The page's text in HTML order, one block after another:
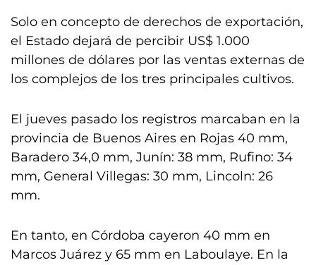
Solo en concepto de derechos de exportación,
el Estado dejará de percibir US$ 1.000
millones de dólares por las ventas externas de
los complejos de los tres principales cultivos.
El jueves pasado los registros marcaban en la
provincia de Buenos Aires en Rojas 40 mm,
Baradero 34,0 mm, Junín: 38 mm, Rufino: 34
mm, General Villegas: 30 mm, Lincoln: 26
mm.
En tanto, en Córdoba cayeron 40 mm en
Marcos Juárez y 65 mm en Laboulaye. En la